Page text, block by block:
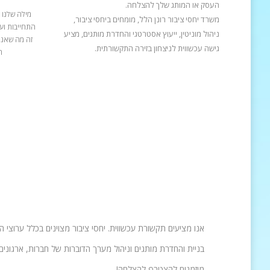
מילה
התחייבות
זה מה
העסק או המותג שלך להצלחה.
משרד יחסי ציבור רונן הלל, מומחים ביחסי ציבור,
ניהול מוניטין, ייעוץ אסטרטגי והחדרת מותגים, מציע
גישה עכשווית לניצחון בזירה התקשורתית.
אנו מציעים תקשורת עכשווית. יחסי ציבור מצוינים בכלל
בניית והחדרת מותגים וניהול מערך הדוברות של חברות,